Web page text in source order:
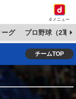
dメニュー
グ プロ野球（2軍）
チームTOP